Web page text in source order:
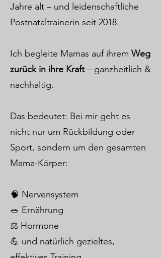
Jahre alt – und leidenschaftliche
Postnataltrainerin seit 2018.
Ich begleite Mamas auf ihrem Weg
zurück in ihre Kraft– ganzheitlich &
nachhaltig.
Das bedeutet: Bei mir geht es
nicht nur um Rückbildung oder
Sport, sondern um den gesamten
Mama-Körper:
🧠 Nervensystem
🥗 Ernährung
⚖️ Hormone
💪 und natürlich gezieltes,